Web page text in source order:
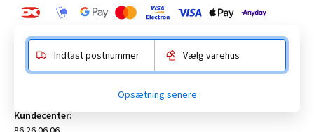
Anelystparken 16, 8381 Tilst. CVR-nummer 19555305
Kundecenter:
Indtast postnummer Vælg varehus
Opsætning senere